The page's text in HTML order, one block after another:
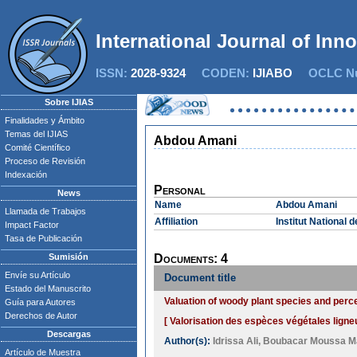
International Journal of
ISSN: 2028-9324CODEN: IJIABO OCLC
Sobre IJIAS
Finalidades y Ámbito
Temas del IJIAS
Comité Científico
Proceso de Revisión
Indexación
News
Llamada de Trabajos
Impact Factor
Tasa de Publicación
Sumisión
Envíe su Artículo
Estado del Manuscrito
Guía para Autores
Derechos de Autor
Descargas
Artículo de Muestra
Abdou Amani
Personal
Name
Abdou Amani
Affiliation
Institut National
Documents: 4
Document title
Valuation of woody plant species and
[ Valorisation des espèces végétales
Author(s): Idrissa Ali, Boubacar Moussa